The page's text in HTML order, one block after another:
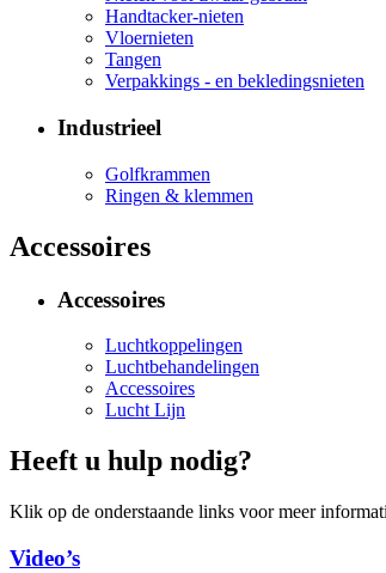
Handtacker-nieten
Vloernieten
Tangen
Verpakkings - en bekledingsnieten
Industrieel
Golfkrammen
Ringen & klemmen
Accessoires
Accessoires
Luchtkoppelingen
Luchtbehandelingen
Accessoires
Lucht Lijn
Heeft u hulp nodig?
Klik op de onderstaande links voor meer
Video’s